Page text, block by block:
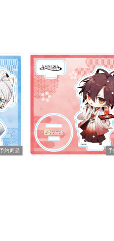
予約商品 予